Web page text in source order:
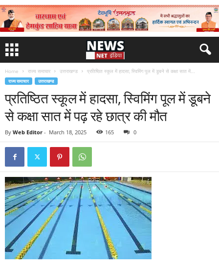
Home राज्य समाचार उत्तराखण्ड प्रतिष्ठित स्कूल में हादसा, स्विमिंग पूल में डूबने से कक्षा सात में...
राज्य समाचार उत्तराखण्ड
प्रतिष्ठित स्कूल में हादसा, स्विमिंग पूल में डूबने
से कक्षा सात में पढ़ रहे छात्र की मौत
By Web Editor - March 18, 2025 165 0